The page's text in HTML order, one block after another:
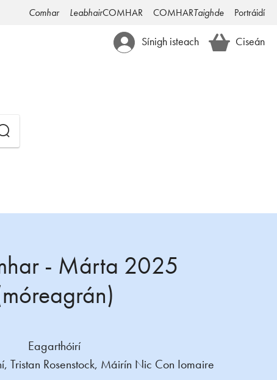
Comhar LeabhairCOMHAR COMHARTaighde Portráidí
Ciseán
Sínigh isteach
- Márta 2025
Eagarthóirí
Tristan Rosenstock, Máirín Nic Con Iomaire